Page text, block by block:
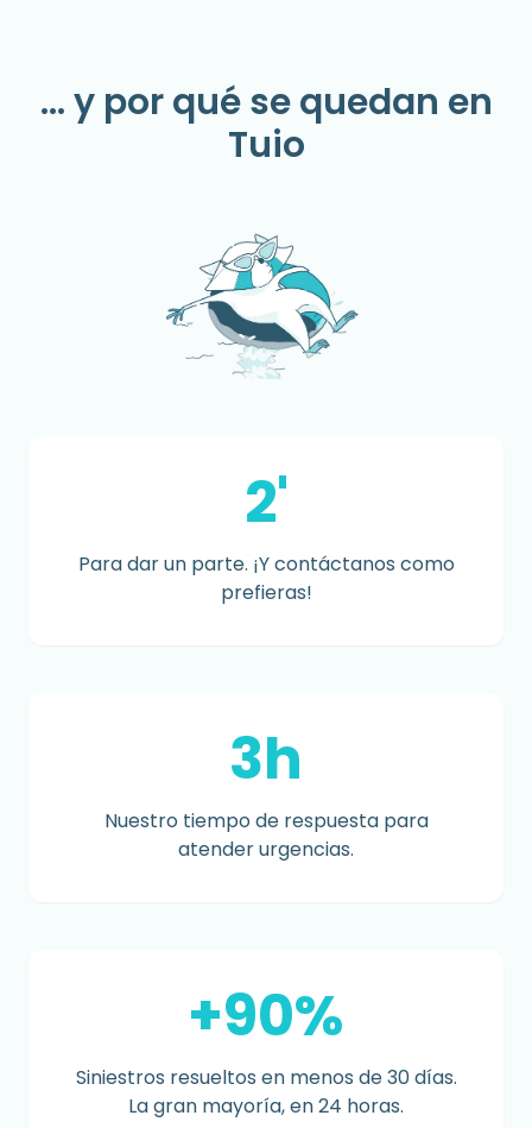
... y por qué se quedan en
Tuio
2'
Para dar un parte. ¡Y contáctanos como
prefieras!
3h
Nuestro tiempo de respuesta para
atender urgencias.
+90%
Siniestros resueltos en menos de 30 días.
La gran mayoría, en 24 horas.